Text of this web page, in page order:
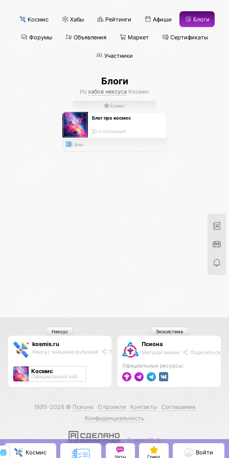
Космис Хабы Рейтинги Афиши Блоги
Форумы Объявления Маркет Сертификаты
Участники
Блоги
Из хабов нексуса Космис
Космис
Блог про космос
0 публикаций
Блог
kosmis.ru
Нексус внешних рубежей Поделиться
Космис
Официальный хаб
Нексус
Псиона
Метаорганизм Поделиться
Официальные ресурсы:
Экосистема
1995–2026 © Псиона О проекте Контакты
Соглашение
Конфиденциальность
С нами КО 🕉️
Космис
Чаты Гринд
Войти